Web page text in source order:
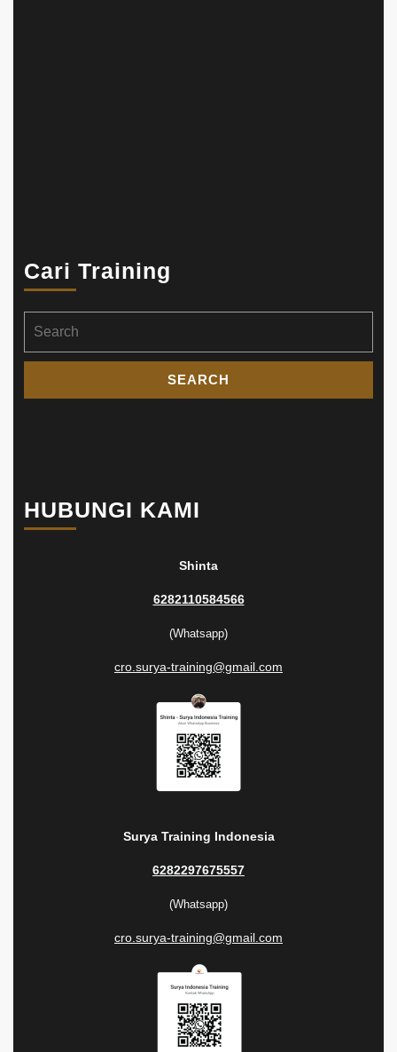
Cari Training
for:
HUBUNGI KAMI
Shinta
6282110584566
(Whatsapp)
cro.surya-training@gmail.com
Surya Training Indonesia
6282297675557
(Whatsapp)
cro.surya-training@gmail.com